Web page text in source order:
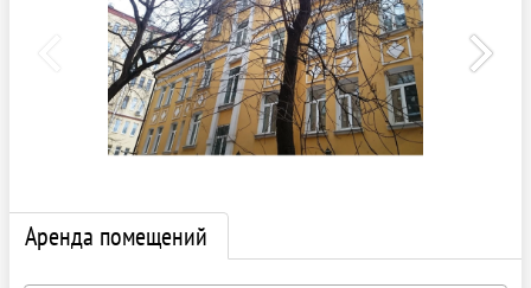
Аренда помещений